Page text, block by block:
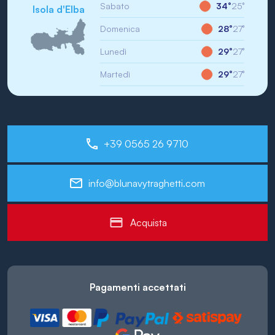
Isola d'Elba Sabato 34°25°
Domenica 28°27°
Lunedì 29°27°
Martedì 29°27°
+39 0565 26 9710
info@blunavytraghetti.com
Acquista
Pagamenti accettati